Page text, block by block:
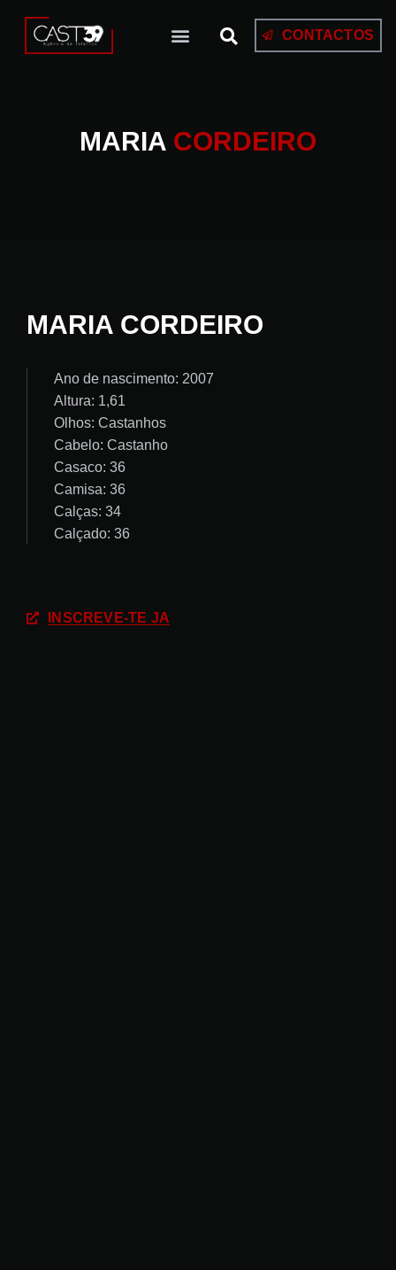
CONTACTOS
MARIA CORDEIRO
MARIA CORDEIRO
Ano de nascimento: 2007
Altura: 1,61
Olhos: Castanhos
Cabelo: Castanho
Casaco: 36
Camisa: 36
Calças: 34
Calçado: 36
INSCREVE-TE JÁ